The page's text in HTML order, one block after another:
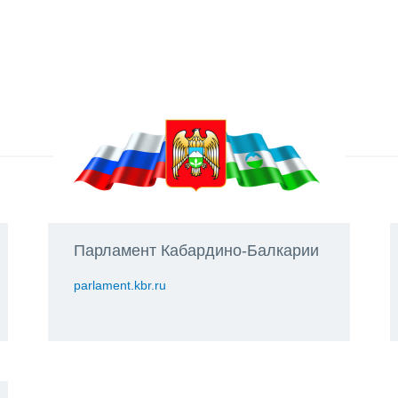
Парламент Кабардино-Балкарии
parlament.kbr.ru